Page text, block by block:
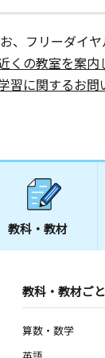
、フリーダイ
くの教室を案内
習に関するお問
教科・教材
教科・教材ご
算数・数学